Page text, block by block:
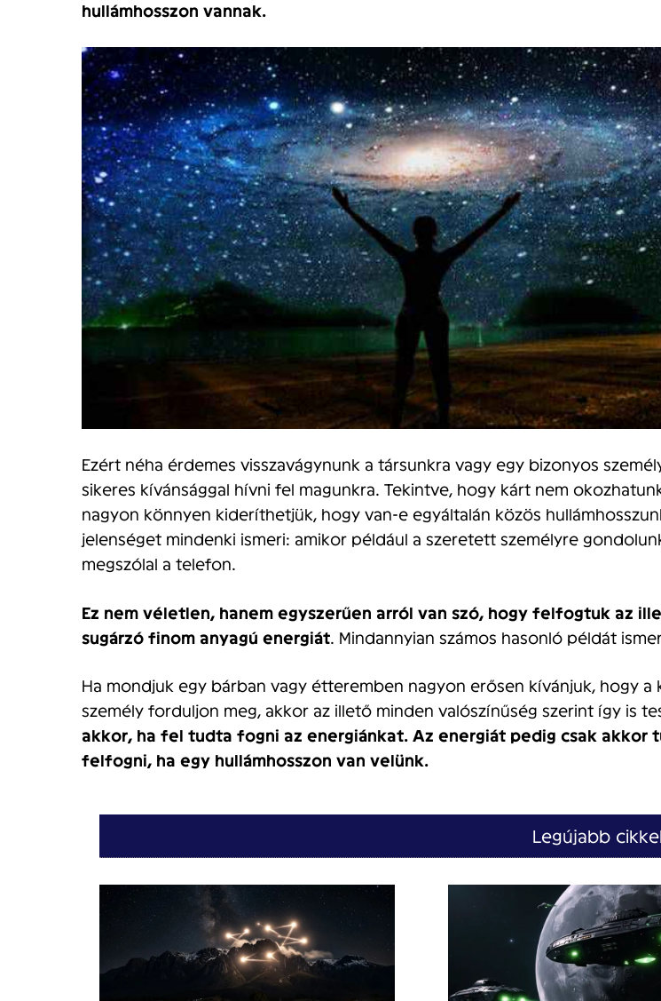
hullámhosszon vannak.
Ezért néha érdemes visszavágynunk a társunkra vagy egy bizonyos
sikeres kívánsággal hívni fel magunkra. Tekintve, hogy kárt nem
nagyon könnyen kideríthetjük, hogy van-e egyáltalán közös
jelenséget mindenki ismeri: amikor például a szeretett személyre
megszólal a telefon.
Ez nem véletlen, hanem egyszerűen arról van szó, hogy felfogtuk az
sugárzó finom anyagú energiát. Mindannyian számos hasonló példát
Ha mondjuk egy bárban vagy étteremben nagyon erősen kívánjuk, hogy a
személy forduljon meg, akkor az illető minden valószínűség szerint így is
akkor, ha fel tudta fogni az energiánkat. Az energiát pedig csak akkor
felfogni, ha egy hullámhosszon van velünk.
Legújabb